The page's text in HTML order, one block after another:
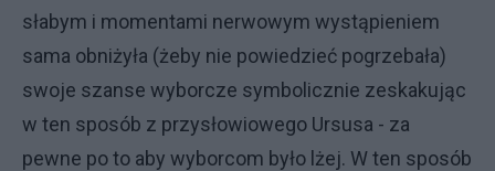
słabym i momentami nerwowym wystąpieniem
sama obniżyła (żeby nie powiedzieć pogrzebała)
swoje szanse wyborcze symbolicznie zeskakując
w ten sposób z przysłowiowego Ursusa - za
pewne po to aby wyborcom było lżej. W ten sposób